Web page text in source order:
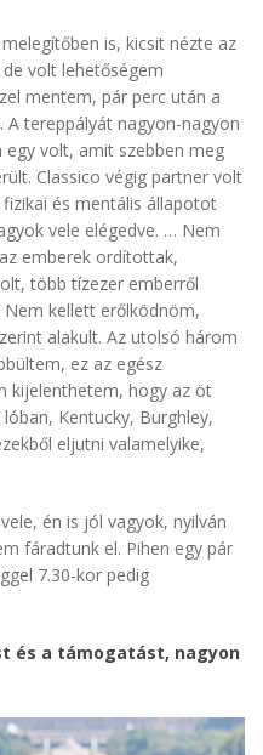
is, kicsit nézte az
volt lehetőségem
mentem, pár perc után a
tereppályát nagyon-nagyon
volt, amit szebben meg
Classico végig partner volt
és mentális állapotot
vele elégedve. … Nem
emberek ordítottak,
több tízezer emberről
kellett erőlködnöm,
alakult. Az utolsó három
ez az egész
kijelenthetem, hogy az öt
Kentucky, Burghley,
eljutni valamelyike,
én is jól vagyok, nyilván
fáradtunk el. Pihen egy pár
7.30-kor pedig
és a támogatást, nagyon